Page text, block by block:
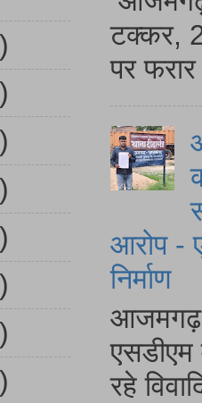
टक्कर,
पर
आरोप -
निर्माण
आजमगढ़
एसडीएम
रहे